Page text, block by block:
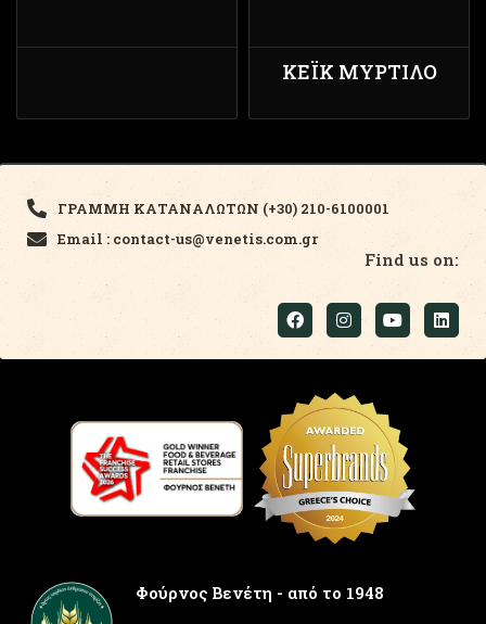
ΚΈΙΚ ΜΎΡΤΙΛΟ
ΓΡΑΜΜΗ ΚΑΤΑΝΑΛΩΤΩΝ (+30) 210-6100001
Email : contact-us@venetis.com.gr
Find us on:
Φούρνος Βενέτη - από το 1948